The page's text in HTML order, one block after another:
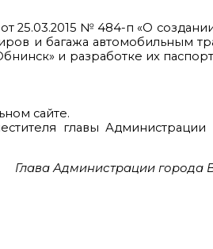
25.03.2015 № 484-п «О
и багажа автомобильным
и разработке их
сайте.
главы Администрации
Глава Администрации